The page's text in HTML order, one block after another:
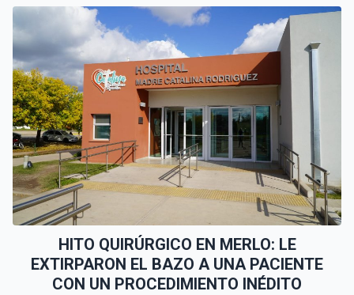
HITO QUIRÚRGICO EN MERLO: LE
EXTIRPARON EL BAZO A UNA PACIENTE
CON UN PROCEDIMIENTO INÉDITO